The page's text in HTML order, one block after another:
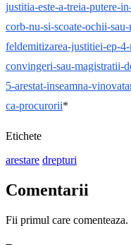
justitia-este-a-treia-putere-
corb-nu-si-scoate-ochii-
feldemitizarea-justitiei-ep-
convingeri-sau-magistratii-
5-arestat-inseamna-vinovat
ca-procurorii*
Etichete
arestare drepturi
Comentarii
Fii primul care comenteaza.